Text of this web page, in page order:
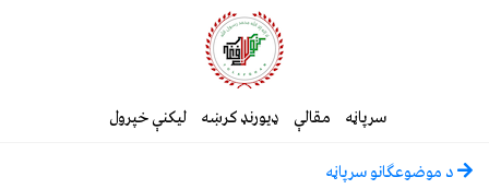
سرپاڼه مقالې ډیورنډ کرښه لیکنې خپرول
د موضوعګانو سرپاڼه